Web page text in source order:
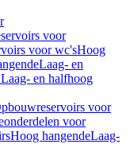
voor
voor wc'sHoog
Laag- en
en halfhoog
voor
voor
Hoog hangendeLaag-